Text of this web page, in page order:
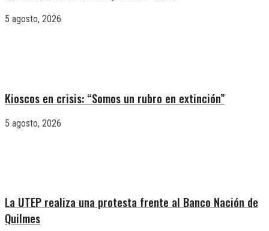
5 agosto, 2026
Kioscos en crisis: “Somos un rubro en extinción”
5 agosto, 2026
La UTEP realiza una protesta frente al Banco Nación de
Quilmes